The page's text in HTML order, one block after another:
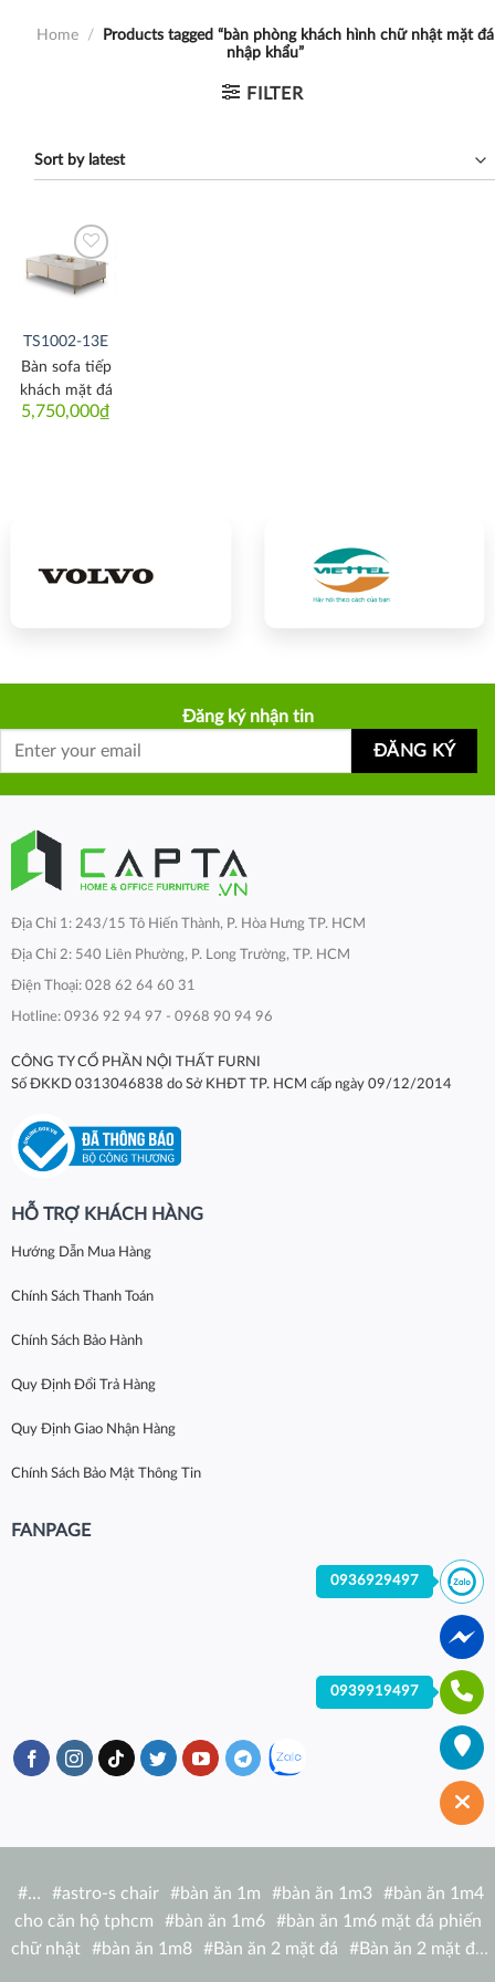
Home /
Products tagged “bàn phòng khách hình chữ nhật mặt đá
nhập khẩu”
FILTER
Thích
TS1002-13E
5,750,000₫
Bàn sofa tiếp
khách mặt đá
Đăng ký nhận tin
Địa Chỉ 1: 243/15 Tô Hiến Thành, P. Hòa Hưng TP. HCM
Địa Chỉ 2: 540 Liên Phường, P. Long Trường, TP. HCM
Điện Thoại: 028 62 64 60 31
Hotline: 0936 92 94 97 - 0968 90 94 96
CÔNG TY CỔ PHẦN NỘI THẤT FURNI
Số ĐKKD 0313046838 do Sở KHĐT TP. HCM cấp ngày 09/12/2014
HỖ TRỢ KHÁCH HÀNG
Hướng Dẫn Mua Hàng
Chính Sách Thanh Toán
Chính Sách Bảo Hành
Quy Định Đổi Trả Hàng
Quy Định Giao Nhận Hàng
Chính Sách Bảo Mật Thông Tin
FANPAGE
#… #astro-s chair #bàn ăn 1m #bàn ăn 1m3 #bàn ăn 1m4
cho căn hộ tphcm
#bàn ăn 1m6 #bàn ăn 1m6 mặt đá phiến
chữ nhật
#bàn ăn 1m8 #Bàn ăn 2 mặt đá #Bàn ăn 2 mặt đá
0936929497
0939919497